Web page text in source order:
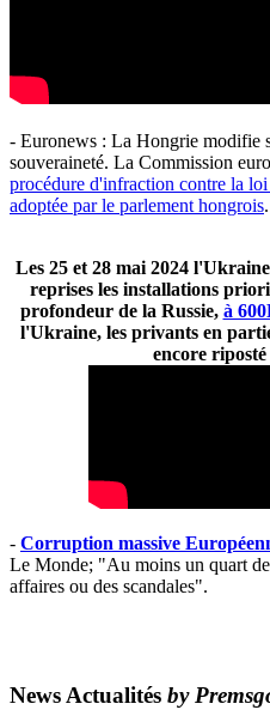
- Euronews : La Hongrie modifie
souveraineté. La Commission
procédure d'infraction contre la
adoptée par le parlement hongrois.
Les 25 et 28 mai 2024
reprises les installations
profondeur de la Russie, à
l'Ukraine, les privants en
encore
- Corruption massive
Le Monde; "Au moins un quart
affaires ou des scandales".
News Actualités by